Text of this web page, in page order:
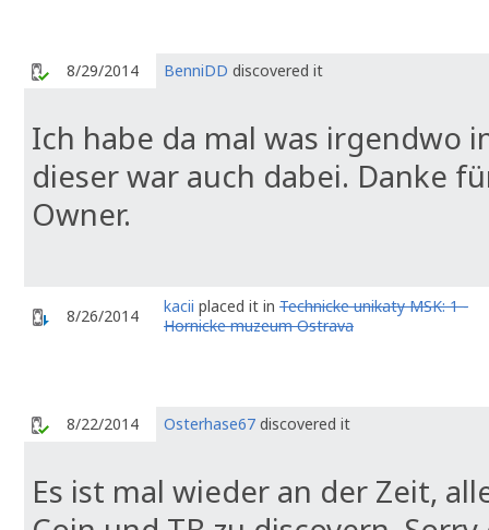
8/29/2014 BenniDD discovered it
Ich habe da mal was irgendwo
dieser war auch dabei. Danke
Owner.
8/26/2014 kacii placed it in Technicke unikaty MSK: 1 -
Hornicke muzeum Ostrava
8/22/2014 Osterhase67 discovered it
Es ist mal wieder an der Zeit,